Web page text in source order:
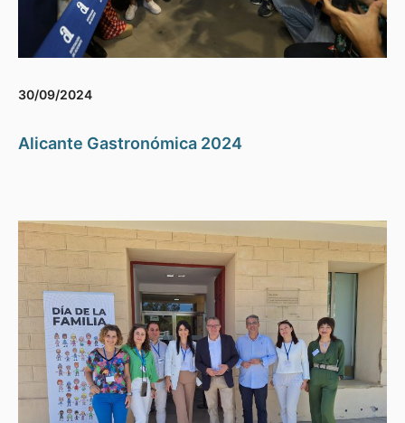
30/09/2024
Alicante Gastronómica 2024